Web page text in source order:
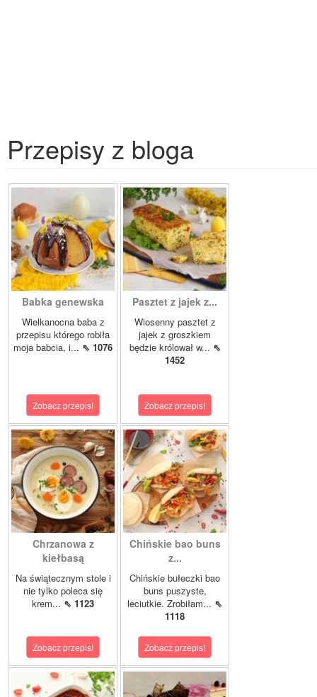
Przepisy z bloga
Babka genewska
Wielkanocna baba z
przepisu którego robiła
moja babcia, i... ⇖ 1076
Zobacz przepis!
Pasztet z jajek z...
Wiosenny pasztet z
jajek z groszkiem
będzie królował w... ⇖
1452
Zobacz przepis!
Chrzanowa z
kiełbasą
Na świątecznym stole i
nie tylko poleca się
krem... ⇖ 1123
Zobacz przepis!
Chińskie bao buns
z...
Chińskie bułeczki bao
buns puszyste,
leciutkie. Zrobiłam... ⇖
1118
Zobacz przepis!